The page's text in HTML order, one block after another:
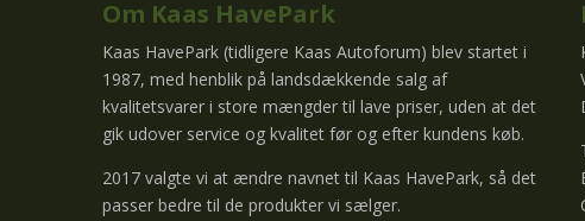
Om Kaas HavePark
Kaas HavePark (tidligere Kaas Autoforum) blev startet i
1987, med henblik på landsdækkende salg af
kvalitetsvarer i store mængder til lave priser, uden at det
gik udover service og kvalitet før og efter kundens køb.
2017 valgte vi at ændre navnet til Kaas HavePark, så det
passer bedre til de produkter vi sælger.